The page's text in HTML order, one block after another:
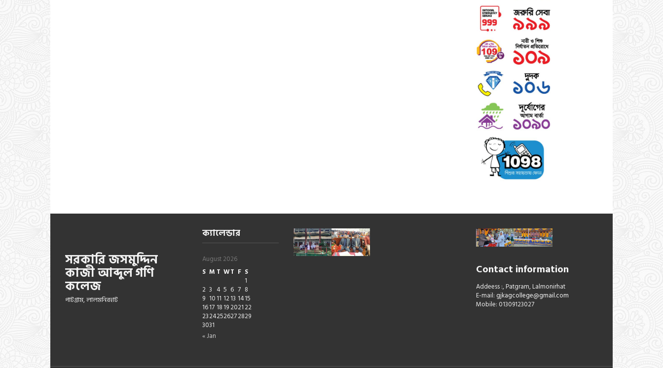
সরকারি জসমুদ্দিন
কাজী আব্দুল গণি
কলেজ
পাটগ্রাম, লালমনিরহাট
ক্যালেন্ডার
August 2026
S M T WT F S
1
2 3 4 5 6 7 8
9 1011 1213 1415
1617 1819 202122
23242526272829
3031
« Jan
Contact information
Addeess :, Patgram, Lalmonirhat
E-mail: gjkagcollege@gmail.com
Mobile: 01309123027